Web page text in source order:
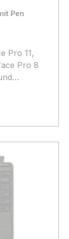
Pen
Pro 11,
Pro 8